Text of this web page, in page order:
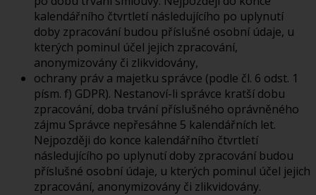
kalendářního čtvrtletí následujícího po uplynutí
doby zpracování budou příslušné osobní údaje, u
kterých pominul účel jejich zpracování,
anonymizovány či zlikvidovány,
ochrany práv a majetku správce (podle čl. 6 odst. 1
písm. f) GDPR). Nestanoví-li správce kratší dobu
zpracování, doba trvání příslušného oprávněného
zájmu Správce nepřesáhne 5 kalendářních let.
Nejpozději do konce kalendářního čtvrtletí
následujícího po uplynutí doby zpracování budou
příslušné osobní údaje, u kterých pominul účel jejich
zpracování, anonymizovány či zlikvidovány.